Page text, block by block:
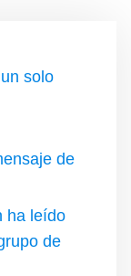
solo
de
ha leído
de